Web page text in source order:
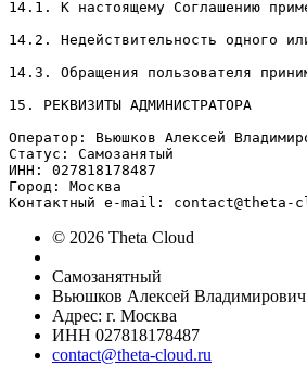
© 2026 Theta Cloud
Самозанятный
Вьюшков Алексей Владимирович
Адрес: г. Москва
ИНН 027818178487
contact@theta-cloud.ru